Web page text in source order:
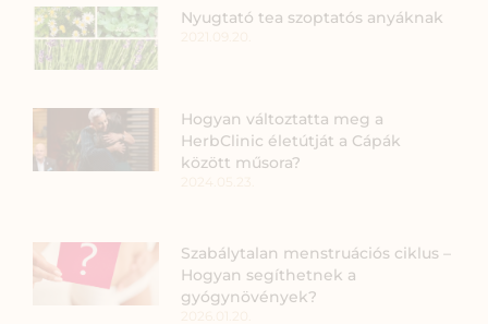
Nyugtató tea szoptatós anyáknak
Hogyan változtatta meg a
HerbClinic életútját a Cápák
között műsora?
Szabálytalan menstruációs ciklus –
Hogyan segíthetnek a
gyógynövények?